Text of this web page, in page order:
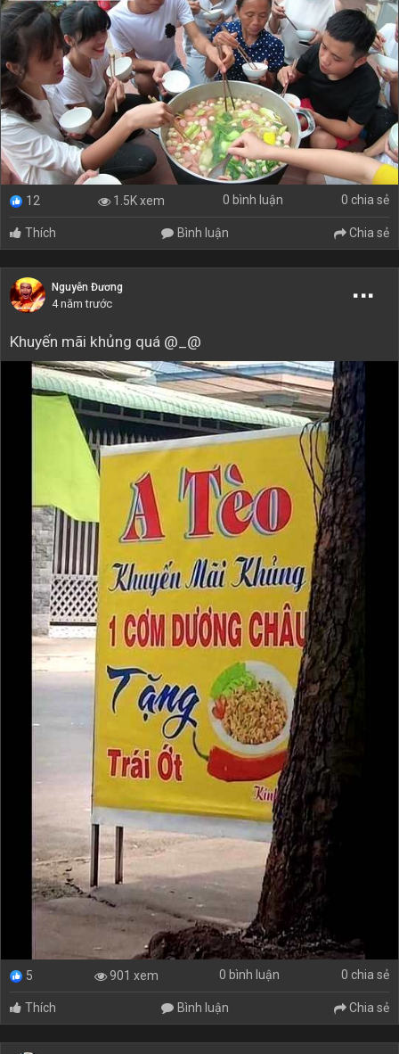
12 1.5K xem 0 bình luận 0 chia sẻ
Thích Bình luận Chia sẻ
Nguyễn Đương
4 năm trước
Khuyến mãi khủng quá @_@
5 901 xem 0 bình luận 0 chia sẻ
Thích Bình luận Chia sẻ